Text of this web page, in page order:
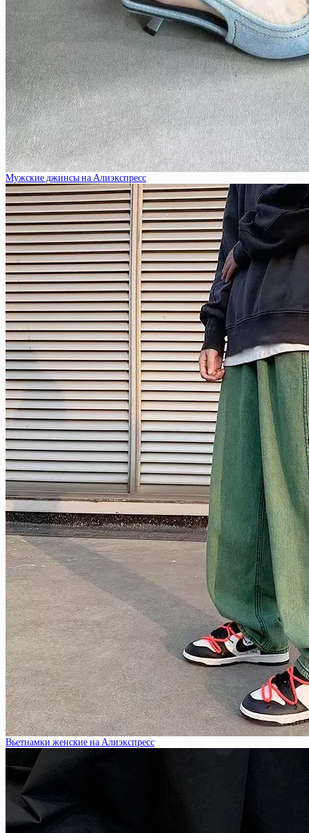
Мужские джинсы на Алиэкспресс
Вьетнамки женские на Алиэкспресс